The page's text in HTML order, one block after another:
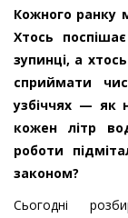
Кожного ранку
Хтось
зупинці, а
сприймати
узбіччях — як
кожен літр
роботи
законом?
Сьогодні